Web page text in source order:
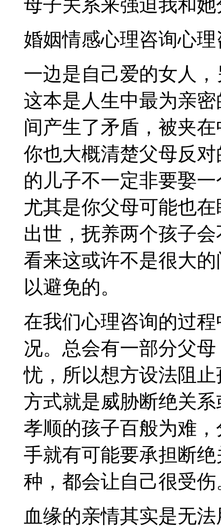
母子关系来强迫我和
婚姻情感心理咨询心
一边是自己爱的女人
这本是人生中最为亲
间产生了矛盾，被夹
你也大概清楚父母反
的儿子不一定非要娶
尤其是你父母可能也
出世，抚养两个孩子
看来这或许不是很大
以避免的。
在我们心理咨询的过
况。总会有一部分父
忧，所以想方设法阻
方式就是威胁断绝关
孝顺的孩子百般为难
手就有可能要承担断
种，都会让自己很受伤
血缘的亲情其实是无